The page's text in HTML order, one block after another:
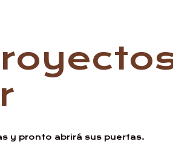
y pronto abrirá sus puertas.